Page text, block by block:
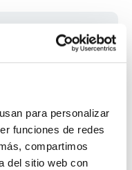
para personalizar
funciones de redes
compartimos
del sitio web con